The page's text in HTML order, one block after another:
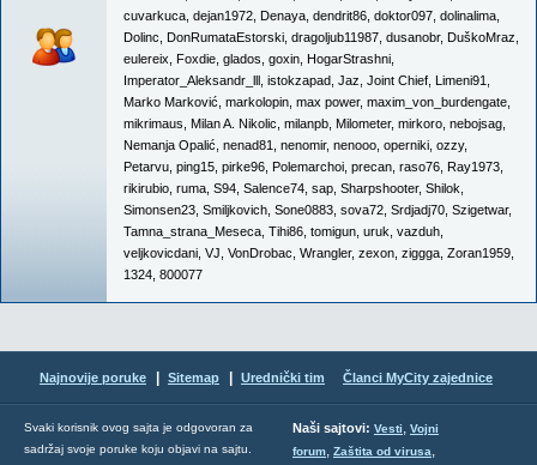
cuvarkuca dejan1972 Denaya dendrit86 doktor097 dolinalima
Dolinc DonRumataEstorski dragoljub11987 dusanobr, DuškoMraz
eulereix Foxdie glados goxin HogarStrashni
Imperator_Aleksandr_lll istokzapad Jaz Joint Chief Limeni91
Marko Marković markolopin max power, maxim_von_burdengate
mikrimaus Milan A. Nikolic milanpb Milometer, mirkoro nebojsag
Nemanja Opalić nenad81 nenomir, nenooo operniki ozzy,
Petarvu ping15 pirke96 Polemarchoi precan raso76 Ray1973
rikirubio ruma S94 Salence74 sap Sharpshooter, Shilok
Simonsen23 Smiljkovich Sone0883 sova72 Srdjadj70 Szigetwar,
Tamna_strana_Meseca Tihi86 tomigun uruk vazduh
veljkovicdani VJ VonDrobac Wrangler, zexon ziggga Zoran1959
1324 800077
Najnovije poruke Sitemap Urednički tim Članci MyCity zajednice
Svaki korisnik ovog sajta je odgovoran za
sadržaj svoje poruke koju objavi na sajtu.
Naši sajtovi: Vesti, Vojni
forum, Zaštita od virusa,